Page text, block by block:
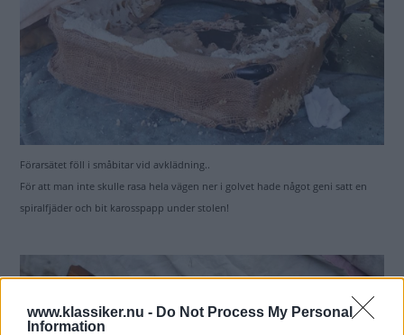
www.klassiker.nu - Do Not Process My Personal
Information
Förarsätet föll i småbitar vid avklädning..
För att man inte skulle rasa hela vägen ner i golvet hade något geni satt en
spiralfjäder och bit karosspapp under stolen!